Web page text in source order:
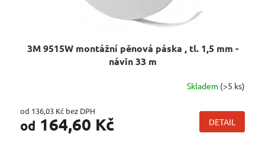
3M 9515W montážní pěnová páska , tl. 1,5 mm -
návin 33 m
Skladem (>5 ks)
od 136,03 Kč bez DPH
od 164,60 Kč DETAIL